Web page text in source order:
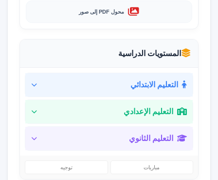
محول PDF إلى صور
المستويات الدراسية
التعليم الابتدائي
التعليم الإعدادي
التعليم الثانوي
مباريات توجيه